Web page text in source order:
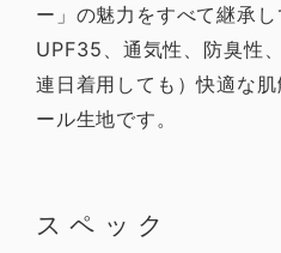
ー」の魅力をすべて継承
UPF35、通気性、防臭性
連日着用しても）快適な
ール生地です。
スペック